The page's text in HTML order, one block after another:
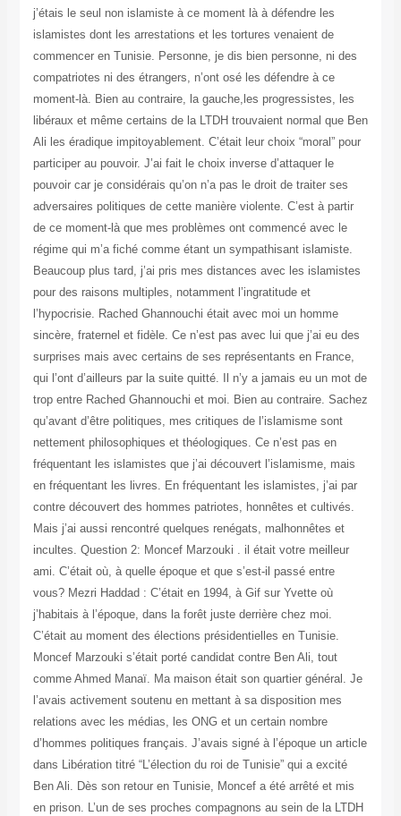
j’étais le seul non islamiste à ce moment là à défendre les
islamistes dont les arrestations et les tortures venaient de
commencer en Tunisie. Personne, je dis bien personne, ni des
compatriotes ni des étrangers, n’ont osé les défendre à ce
moment-là. Bien au contraire, la gauche,les progressistes, les
libéraux et même certains de la LTDH trouvaient normal que Ben
Ali les éradique impitoyablement. C’était leur choix “moral” pour
participer au pouvoir. J’ai fait le choix inverse d’attaquer le
pouvoir car je considérais qu’on n’a pas le droit de traiter ses
adversaires politiques de cette manière violente. C’est à partir
de ce moment-là que mes problèmes ont commencé avec le
régime qui m’a fiché comme étant un sympathisant islamiste.
Beaucoup plus tard, j’ai pris mes distances avec les islamistes
pour des raisons multiples, notamment l’ingratitude et
l’hypocrisie. Rached Ghannouchi était avec moi un homme
sincère, fraternel et fidèle. Ce n’est pas avec lui que j’ai eu des
surprises mais avec certains de ses représentants en France,
qui l’ont d’ailleurs par la suite quitté. Il n’y a jamais eu un mot de
trop entre Rached Ghannouchi et moi. Bien au contraire. Sachez
qu’avant d’être politiques, mes critiques de l’islamisme sont
nettement philosophiques et théologiques. Ce n’est pas en
fréquentant les islamistes que j’ai découvert l’islamisme, mais
en fréquentant les livres. En fréquentant les islamistes, j’ai par
contre découvert des hommes patriotes, honnêtes et cultivés.
Mais j’ai aussi rencontré quelques renégats, malhonnêtes et
incultes. Question 2: Moncef Marzouki . il était votre meilleur
ami. C’était où, à quelle époque et que s’est-il passé entre
vous? Mezri Haddad : C’était en 1994, à Gif sur Yvette où
j’habitais à l’époque, dans la forêt juste derrière chez moi.
C’était au moment des élections présidentielles en Tunisie.
Moncef Marzouki s’était porté candidat contre Ben Ali, tout
comme Ahmed Manaï. Ma maison était son quartier général. Je
l’avais activement soutenu en mettant à sa disposition mes
relations avec les médias, les ONG et un certain nombre
d’hommes politiques français. J’avais signé à l’époque un article
dans Libération titré “L’élection du roi de Tunisie” qui a excité
Ben Ali. Dès son retour en Tunisie, Moncef a été arrêté et mis
en prison. L’un de ses proches compagnons au sein de la LTDH